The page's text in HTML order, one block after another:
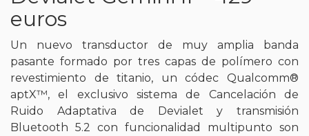
euros
Un nuevo transductor de muy amplia banda
pasante formado por tres capas de polímero con
revestimiento de titanio, un códec Qualcomm®
aptX™, el exclusivo sistema de Cancelación de
Ruido Adaptativa de Devialet y transmisión
Bluetooth 5.2 con funcionalidad multipunto son